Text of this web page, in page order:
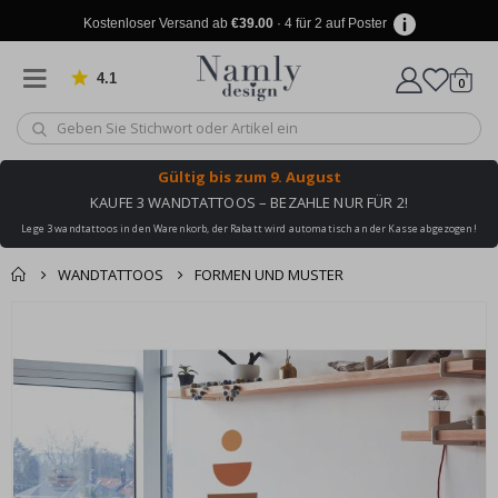
Kostenloser Versand ab €39.00· 4 für 2 auf Poster
4.1 von 1031 Bewertungen
Wagen
0
Gültig bis zum 9. August
KAUFE 3 WANDTATTOOS – BEZAHLE NUR FÜR 2!
Lege 3 wandtattoos in den Warenkorb, der Rabatt wird automatisch an der Kasse abgezogen!
WANDTATTOOS FORMEN UND MUSTER
Warenkorb
hinzugefügt ✔️
Kostenloser Versand
erreicht!
der
Bildgalerie